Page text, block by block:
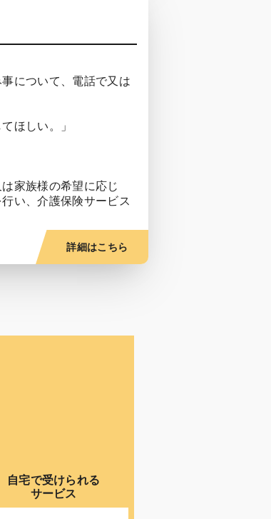
について、電話で又は
ほしい。」
家族様の希望に応じ
い、介護保険サービス
詳細はこちら
自宅で受けられる
サービス